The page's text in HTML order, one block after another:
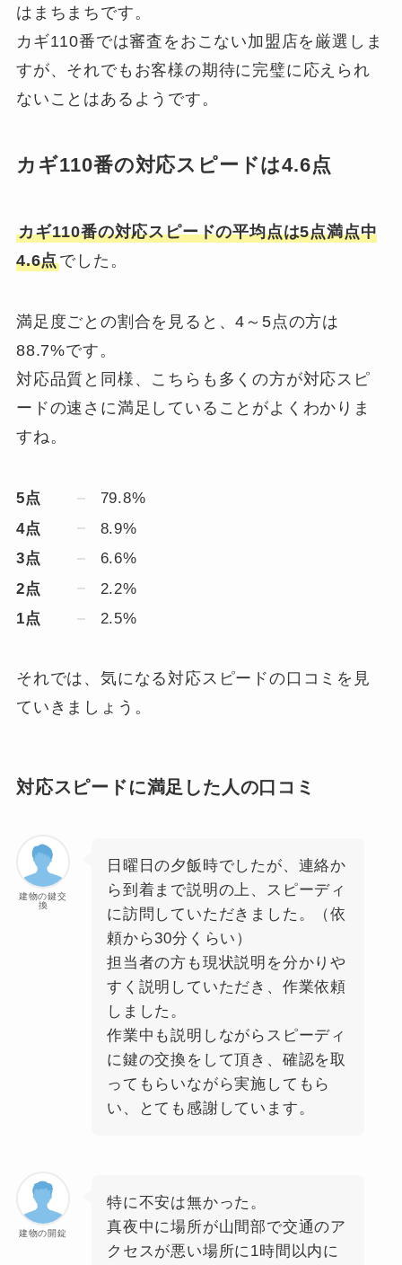
はまちまちです。
カギ110番では審査をおこない加盟店を厳選しま
すが、それでもお客様の期待に完璧に応えられ
ないことはあるようです。
カギ110番の対応スピードは4.6点
カギ110番の対応スピードの平均点は5点満点中
4.6点でした。
満足度ごとの割合を見ると、4～5点の方は
88.7%です。
対応品質と同様、こちらも多くの方が対応スピ
ードの速さに満足していることがよくわかりま
すね。
5点
79.8%
4点
8.9%
3点
6.6%
2点
2.2%
1点
2.5%
それでは、気になる対応スピードの口コミを見
ていきましょう。
対応スピードに満足した人の口コミ
建物の鍵交
換
日曜日の夕飯時でしたが、連絡か
ら到着まで説明の上、スピーディ
に訪問していただきました。（依
頼から30分くらい）
担当者の方も現状説明を分かりや
すく説明していただき、作業依頼
しました。
作業中も説明しながらスピーディ
に鍵の交換をして頂き、確認を取
ってもらいながら実施してもら
い、とても感謝しています。
建物の開錠
特に不安は無かった。
真夜中に場所が山間部で交通のア
クセスが悪い場所に1時間以内に